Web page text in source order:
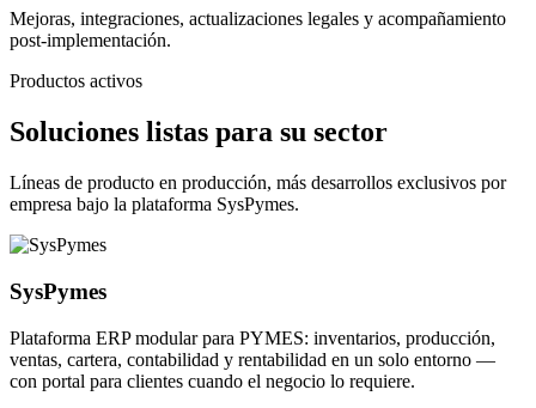
Mejoras, integraciones, actualizaciones legales y acompañamiento
post-implementación.
Productos activos
Soluciones listas para su sector
Líneas de producto en producción, más desarrollos exclusivos por
empresa bajo la plataforma SysPymes.
SysPymes
Plataforma ERP modular para PYMES: inventarios, producción,
ventas, cartera, contabilidad y rentabilidad en un solo entorno —
con portal para clientes cuando el negocio lo requiere.